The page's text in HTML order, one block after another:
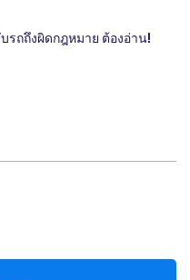
รถถึงผิดกฎหมาย ต้องอ่าน!